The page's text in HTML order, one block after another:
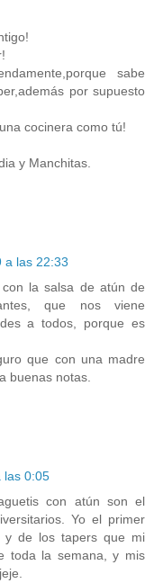
sabe
por supuesto
cocinera como tú!
y Manchitas.
a las 22:33
la salsa de atún de
que nos viene
a todos, porque es
que con una madre
buenas notas.
las 0:05
con atún son el
Yo el primer
y de los tapers que mi
toda la semana, y mis